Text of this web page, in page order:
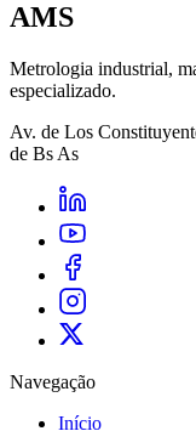
AMS
Metrologia industrial,
especializado.
Av. de Los
de Bs As
Navegação
Início